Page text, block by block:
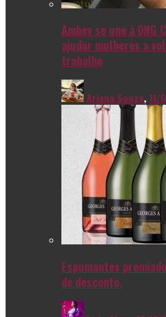
Ambev se une à
ajudar mulheres a
trabalho
Ariana Souza,11/
Espumantes
de desconto.